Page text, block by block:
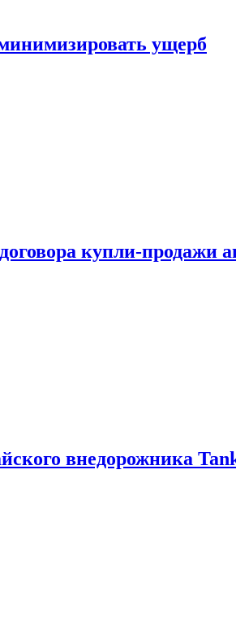
ущерб
купли-продажи
внедорожника